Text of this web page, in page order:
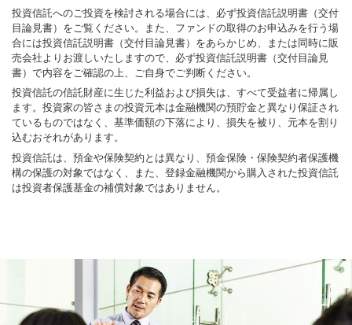
投資信託へのご投資を検討される場合には、必ず投資信託説明書（交付
目論見書）をご覧ください。また、ファンドの取得のお申込みを行う場
合には投資信託説明書（交付目論見書）をあらかじめ、または同時に販
売会社よりお渡しいたしますので、必ず投資信託説明書（交付目論見
書）で内容をご確認の上、ご自身でご判断ください。
投資信託の信託財産に生じた利益および損失は、すべて受益者に帰属し
ます。投資家の皆さまの投資元本は金融機関の預貯金と異なり保証され
ているものではなく、基準価額の下落により、損失を被り、元本を割り
込むおそれがあります。
投資信託は、預金や保険契約とは異なり、預金保険・保険契約者保護機
構の保護の対象ではなく、また、登録金融機関から購入された投資信託
は投資者保護基金の補償対象ではありません。